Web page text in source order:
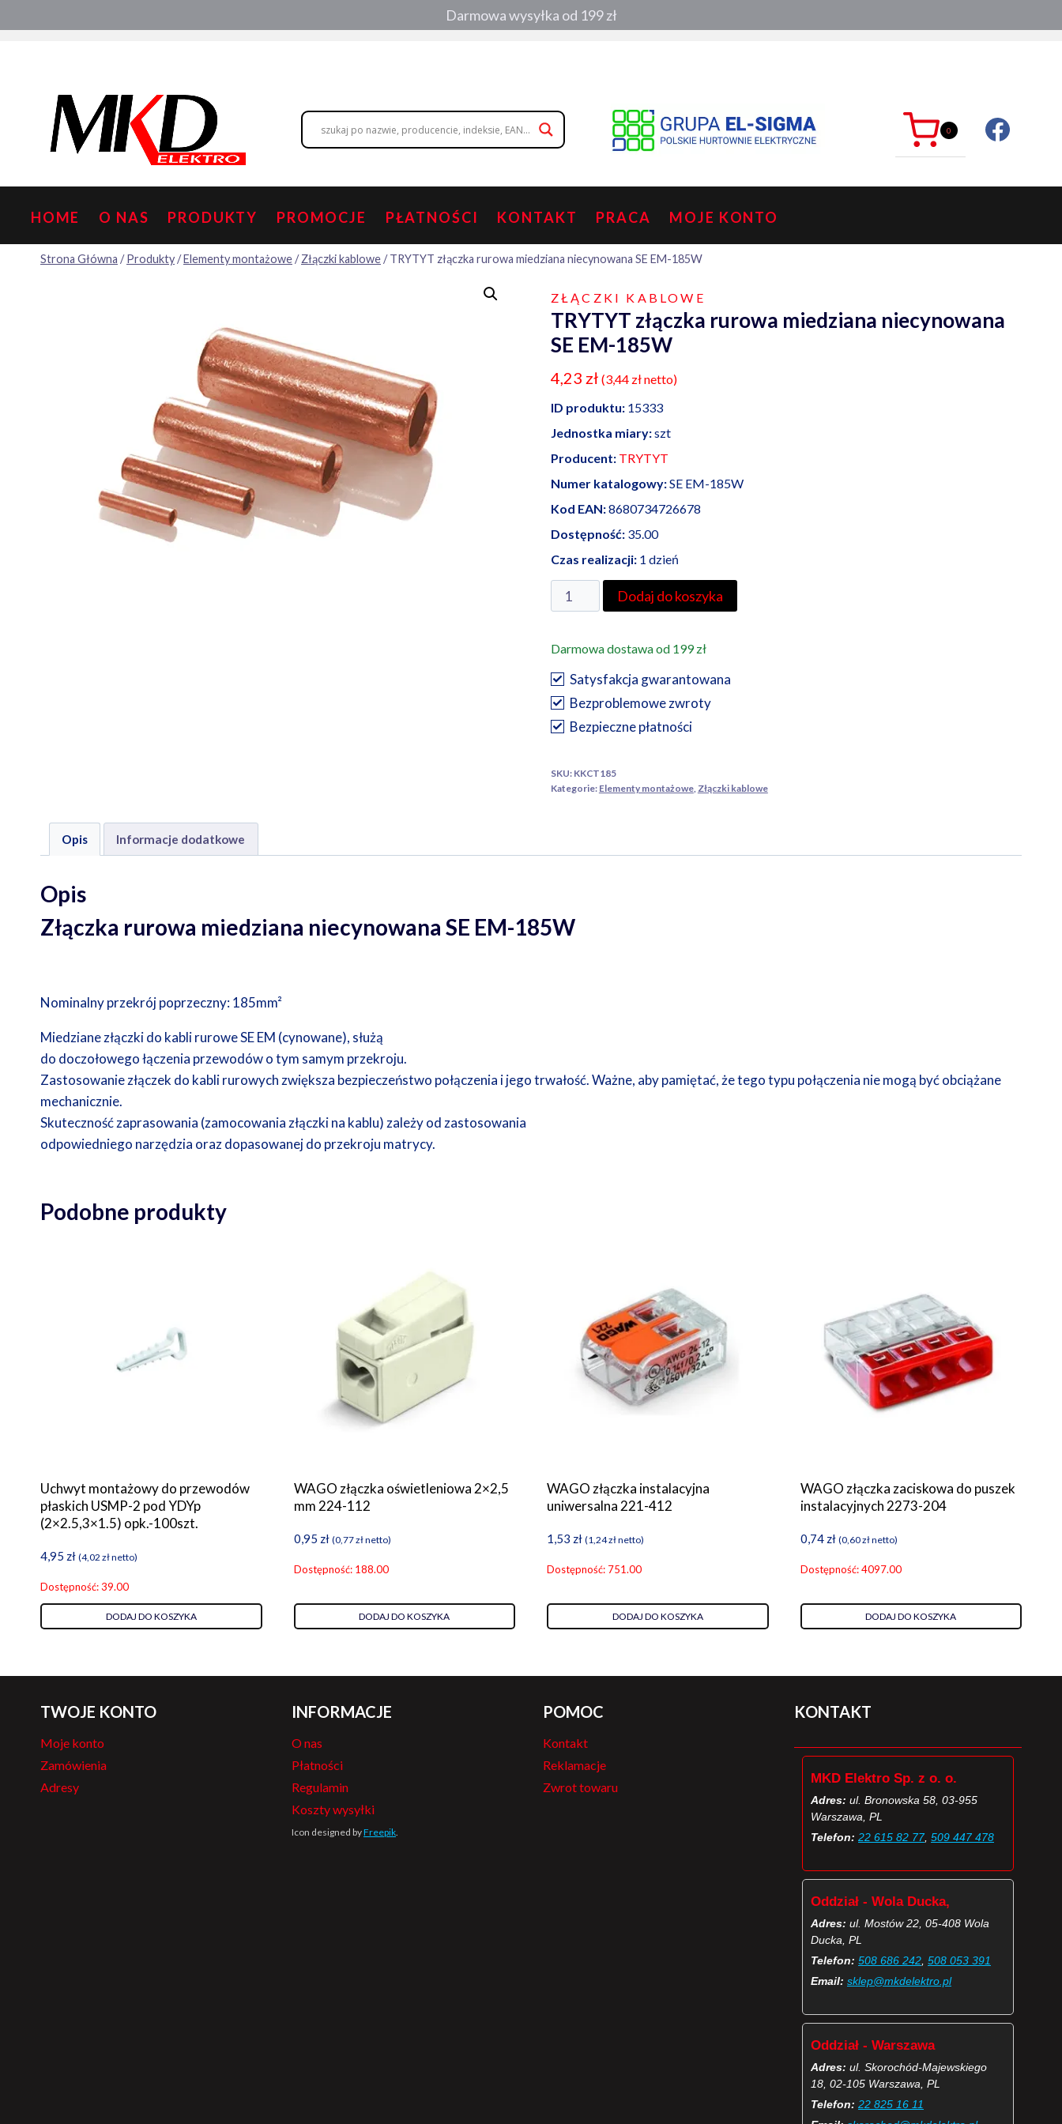
do
Doradztwo, zamówienia telefoniczne: 508 053 391 ,508 686 242
0
HOME O NAS PRODUKTY PROMOCJE PŁATNOŚCI KONTAKT PRACA MOJE KONTO
Strona Główna / Produkty/Elementy montażowe/ Złączki kablowe/ TRYTYT złączka rurowa miedziana niecynowana SE EM-185W
ZŁĄCZKI KABLOWE
TRYTYT złączka rurowa miedziana niecynowana
SE EM-185W
4,23 zł (3,44 złnetto)
ID produktu:15333
Jednostka miary:szt
Producent: TRYTYT
Numer katalogowy:SE EM-185W
Kod EAN:8680734726678
Dostępność:35.00
Czas realizacji:1 dzień
ilość
TRYTYT
rurowa
miedziana
niecynowana
SE
Dodaj do koszyka
Darmowa dostawa od 199 zł
Satysfakcja gwarantowana
Bezproblemowe zwroty
Bezpieczne płatności
SKU: KKCT185
Kategorie: Elementy montażowe, Złączki kablowe
Opis Informacje dodatkowe
Opis
Złączka rurowa miedziana niecynowana SE EM-185W
Nominalny przekrój poprzeczny: 185mm²
Miedziane złączki do kabli rurowe SE EM (cynowane), służą
do doczołowego łączenia przewodów o tym samym przekroju.
Zastosowanie złączek do kabli rurowych zwiększa bezpieczeństwo połączenia i jego trwałość. Ważne, aby pamiętać, że tego typu połączenia nie mogą być obciążane
mechanicznie.
Skuteczność zaprasowania (zamocowania złączki na kablu) zależy od zastosowania
odpowiedniego narzędzia oraz dopasowanej do przekroju matrycy.
Podobne produkty
Uchwyt montażowy do przewodów
płaskich USMP-2 pod YDYp
(2×2.5,3×1.5) opk.-100szt.
4,95 zł (4,02 złnetto)
Dostępność: 39.00
DODAJ DO KOSZYKA
WAGO złączka oświetleniowa 2×2,5
mm 224-112
0,95 zł (0,77złnetto)
Dostępność: 188.00
DODAJ DO KOSZYKA
WAGO złączka instalacyjna
uniwersalna 221-412
1,53 zł (1,24złnetto)
Dostępność: 751.00
DODAJ DO KOSZYKA
WAGO złączka zaciskowa do puszek
instalacyjnych 2273-204
0,74 zł (0,60złnetto)
Dostępność: 4097.00
DODAJ DO KOSZYKA
TWOJE KONTO
Moje konto
Zamówienia
Adresy
INFORMACJE
O nas
Płatności
Regulamin
Koszty wysyłki
Icon designed byFreepik
POMOC
Kontakt
Reklamacje
Zwrot towaru
KONTAKT
MKD Elektro Sp. z o. o.
Adres: ul. Bronowska 58, 03-955
Warszawa, PL
Telefon: 22 615 82 77, 509 447 478
Oddział - Wola Ducka,
Adres: ul. Mostów 22, 05-408 Wola
Ducka, PL
Telefon: 508 686 242 508 053 391
Email: sklep@mkdelektro.pl
Oddział - Warszawa
Adres: ul. Skorochód-Majewskiego
18, 02-105 Warszawa, PL
Telefon: 22 825 16 11
Darmowa wysyłka od 199 zł